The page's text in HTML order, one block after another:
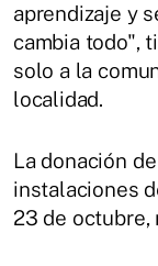
aprendizaje y
cambia todo",
solo a la
localidad.
La donación
instalaciones
23 de octubre,